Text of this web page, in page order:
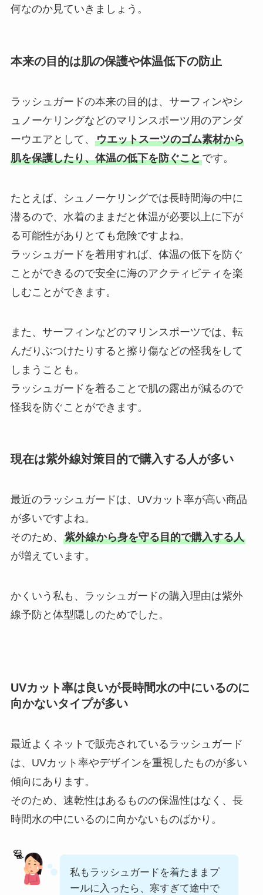
何なのか見ていきましょう。
本来の目的は肌の保護や体温低下の防止
ラッシュガードの本来の目的は、サーフィンやシ
ュノーケリングなどのマリンスポーツ用のアンダ
ーウエアとして、 ウエットスーツのゴム素材から
肌を保護したり、体温の低下を防ぐことです。
たとえば、シュノーケリングでは長時間海の中に
潜るので、水着のままだと体温が必要以上に下が
る可能性がありとても危険ですよね。
ラッシュガードを着用すれば、体温の低下を防ぐ
ことができるので安全に海のアクティビティを楽
しむことができます。
また、サーフィンなどのマリンスポーツでは、転
んだりぶつけたりすると擦り傷などの怪我をして
しまうことも。
ラッシュガードを着ることで肌の露出が減るので
怪我を防ぐことができます。
現在は紫外線対策目的で購入する人が多い
最近のラッシュガードは、UVカット率が高い商品
が多いですよね。
そのため、 紫外線から身を守る目的で購入する人
が増えています。
かくいう私も、ラッシュガードの購入理由は紫外
線予防と体型隠しのためでした。
UVカット率は良いが長時間水の中にいるのに
向かないタイプが多い
最近よくネットで販売されているラッシュガード
は、UVカット率やデザインを重視したものが多い
傾向にあります。
そのため、速乾性はあるものの保温性はなく、長
時間水の中にいるのに向かないものばかり。
私もラッシュガードを着たままプ
ールに入ったら、寒すぎて途中で